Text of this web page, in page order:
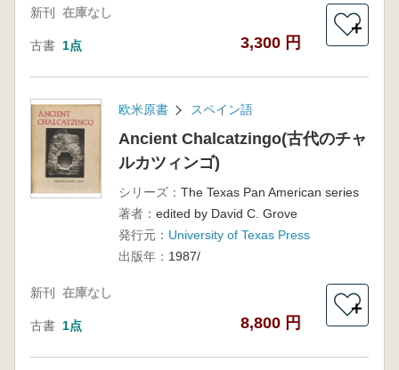
新刊 在庫なし
古書 1点 3,300 円
＋
欧米原書 スペイン語
Ancient Chalcatzingo(古代のチャ
ルカツィンゴ)
シリーズ： The Texas Pan American series
著者： edited by David C. Grove
発行元： University of Texas Press
出版年： 1987/
新刊 在庫なし
古書 1点 8,800 円
＋